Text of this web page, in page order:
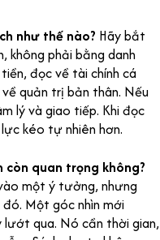
như thế nào? Hãy bắt
không phải bằng danh
đọc về tài chính cá
quản trị bản thân. Nếu
lý và giao tiếp. Khi đọc
kéo tự nhiên hơn.
còn quan trọng không?
một ý tưởng, nhưng
Một góc nhìn mới
qua. Nó cần thời gian,